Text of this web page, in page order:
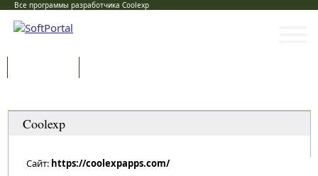
Все программы разработчика Coolexp
Coolexp
Сайт: https://coolexpapps.com/